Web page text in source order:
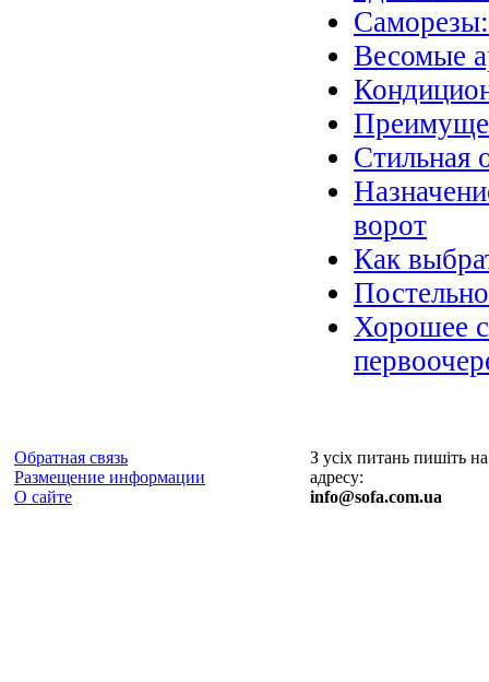
Саморезы:
Весомые
Стильная
ворот
Как
Хорошее
Обратная связь
Размещение информации
О сайте
З усіх питань пишіть на
адресу:
info@sofa.com.ua